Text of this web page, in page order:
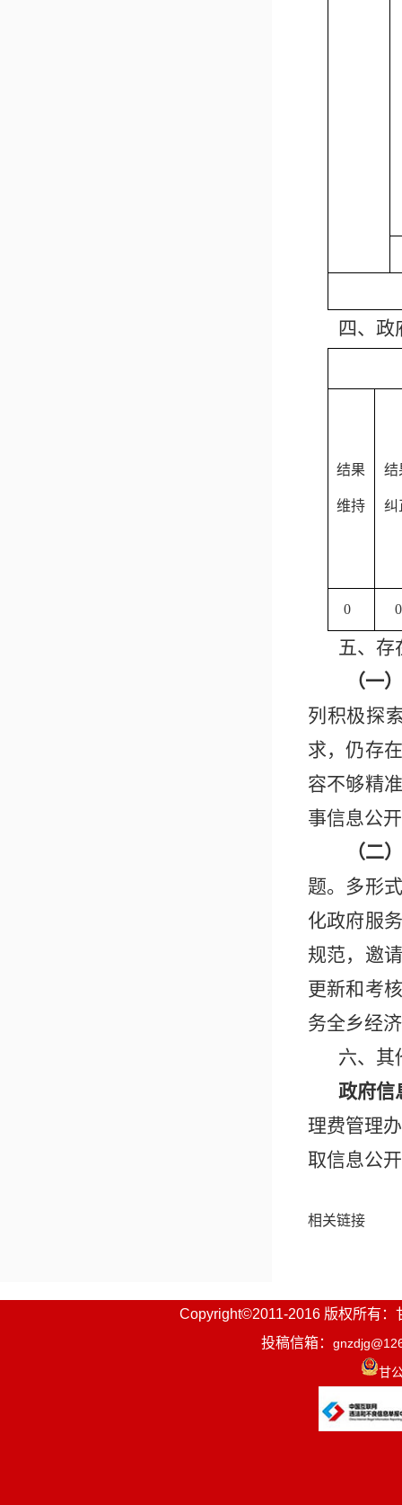
四、政
结果
维持
结
纠
0 0
五、存
（一
列 积极探
求，仍存
容不够精
事信息公
（二
题。多形
化政府服
规范，邀
更新和考
务全乡经
六、其
政府信
理费管理
取信息公
相关链接
Copyright©2011-2016 版权所有：
投稿信箱：
甘